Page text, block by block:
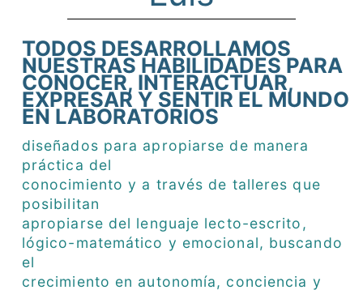
TODOS DESARROLLAMOS
NUESTRAS HABILIDADES PARA
CONOCER, INTERACTUAR,
EXPRESAR Y SENTIR EL MUNDO
EN LABORATORIOS
diseñados para apropiarse de manera
práctica del
conocimiento y a través de talleres que
posibilitan
apropiarse del lenguaje lecto-escrito,
lógico-matemático y emocional, buscando
el
crecimiento en autonomía, conciencia y